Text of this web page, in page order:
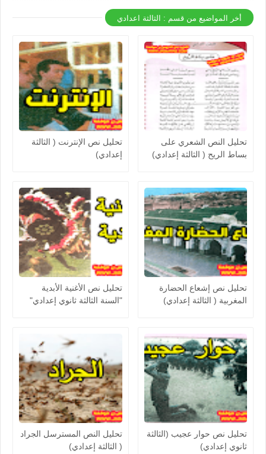
أخر المواضيع من قسم : الثالثة اعدادي
تحليل النص الشعري على
بساط الريح ( الثالثة إعدادي)
تحليل نص الإنترنت ( الثالثة
إعدادي)
تحليل نص إشعاع الحضارة
المغربية ( الثالثة إعدادي)
تحليل نص الأغنية الأبدية
"السنة الثالثة ثانوي إعدادي"
تحليل نص حوار عجيب (الثالثة
ثانوي إعدادي)
تحليل النص المسترسل الجراد
( الثالثة إعدادي)